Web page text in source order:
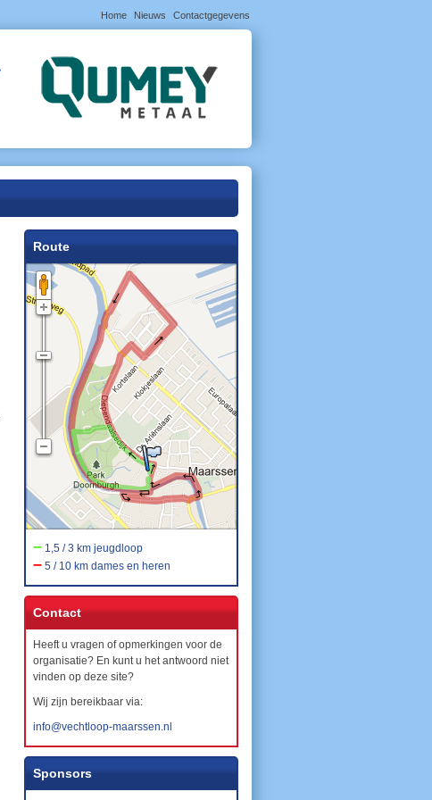
Home Nieuws Contactgegevens
Route
– 1,5 / 3 km jeugdloop
– 5 / 10 km dames en heren
Contact
Heeft u vragen of opmerkingen voor de
organisatie? En kunt u het antwoord niet
vinden op deze site?
Wij zijn bereikbaar via:
info@vechtloop-maarssen.nl
Sponsors